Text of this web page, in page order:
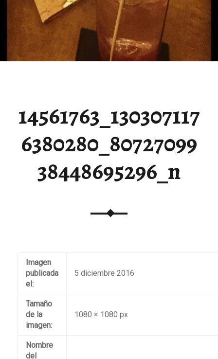
14561763_130307117
6380280_80727099
38448695296_n
Imagen
publicada
el:
5 diciembre 2016
Tamaño
de la
imagen:
1080 × 1080 px
Nombre
del